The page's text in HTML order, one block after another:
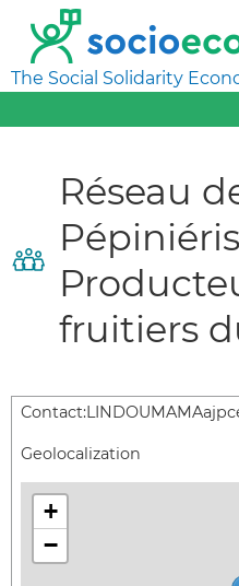
The Social Solidarity
Réseau
fruitiers
Contact:
Geolocalization
+
−